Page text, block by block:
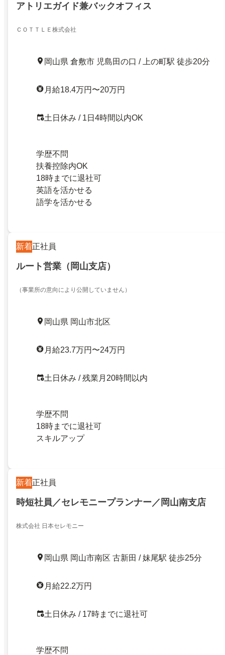
アトリエガイド兼バックオフィス
ＣＯＴＴＬＥ株式会社
岡山県 倉敷市 児島田の口 / 上の町駅 徒歩20分
月給18.4万円〜20万円
土日休み / 1日4時間以内OK
学歴不問
扶養控除内OK
18時までに退社可
英語を活かせる
語学を活かせる
新着正社員
ルート営業（岡山支店）
（事業所の意向により公開していません）
岡山県 岡山市北区
月給23.7万円〜24万円
土日休み / 残業月20時間以内
学歴不問
18時までに退社可
スキルアップ
新着正社員
時短社員／セレモニープランナー／岡山南支店
株式会社 日本セレモニー
岡山県 岡山市南区 古新田 / 妹尾駅 徒歩25分
月給22.2万円
土日休み / 17時までに退社可
学歴不問